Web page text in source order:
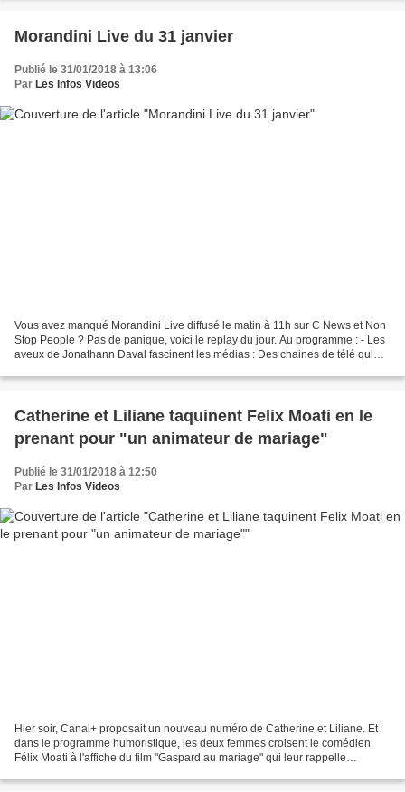
Morandini Live du 31 janvier
Publié le 31/01/2018 à 13:06
Par Les Infos Videos
Vous avez manqué Morandini Live diffusé le matin à 11h sur C News et Non
Stop People ? Pas de panique, voici le replay du jour. Au programme : - Les
aveux de Jonathann Daval fascinent les médias : Des chaines de télé qui
Catherine et Liliane taquinent Felix Moati en le
prenant pour "un animateur de mariage"
Publié le 31/01/2018 à 12:50
Par Les Infos Videos
Hier soir, Canal+ proposait un nouveau numéro de Catherine et Liliane. Et
dans le programme humoristique, les deux femmes croisent le comédien
Félix Moati à l'affiche du film "Gaspard au mariage" qui leur rappelle